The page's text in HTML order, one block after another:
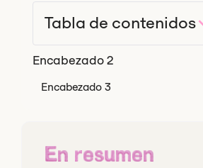
Tabla de contenidos
Encabezado 2
Encabezado 3
En resumen